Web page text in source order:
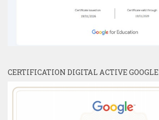
CERTIFICATION DIGITAL ACTIVE GOOGLE